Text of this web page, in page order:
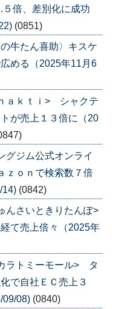
倍、差別化に成功
(0851)
牛たん喜助〉キスケ
める（2025年11月6
ａｋｔｉ> シャクテ
が売上１３倍に（20
グジム公式オンライ
ｚｏｎで検索数７倍
14) (0842)
んさいときりたんぽ>
て売上倍々（2025年
ラトミーモール> タ
で自社ＥＣ売上３
09/08) (0840)